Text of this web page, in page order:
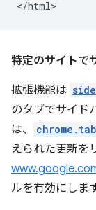
特定のサイトで
拡張機能は
のタブでサイド
は、
えられた更新を
ルを有効にしま